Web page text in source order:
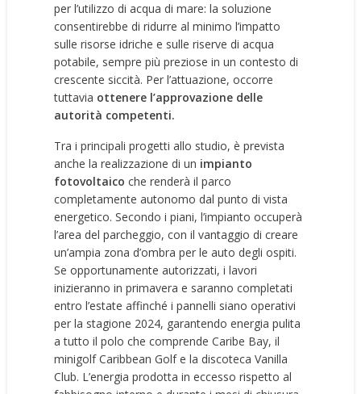
per l’utilizzo di acqua di mare: la soluzione
consentirebbe di ridurre al minimo l’impatto
sulle risorse idriche e sulle riserve di acqua
potabile, sempre più preziose in un contesto di
crescente siccità. Per l’attuazione, occorre
tuttavia ottenere l’approvazione delle
autorità competenti.
Tra i principali progetti allo studio, è prevista
anche la realizzazione di un impianto
fotovoltaico che renderà il parco
completamente autonomo dal punto di vista
energetico. Secondo i piani, l’impianto occuperà
l’area del parcheggio, con il vantaggio di creare
un’ampia zona d’ombra per le auto degli ospiti.
Se opportunamente autorizzati, i lavori
inizieranno in primavera e saranno completati
entro l’estate affinché i pannelli siano operativi
per la stagione 2024, garantendo energia pulita
a tutto il polo che comprendeCaribe Bay, il
minigolf Caribbean Golf e la discoteca Vanilla
Club. L’energia prodotta in eccesso rispetto al